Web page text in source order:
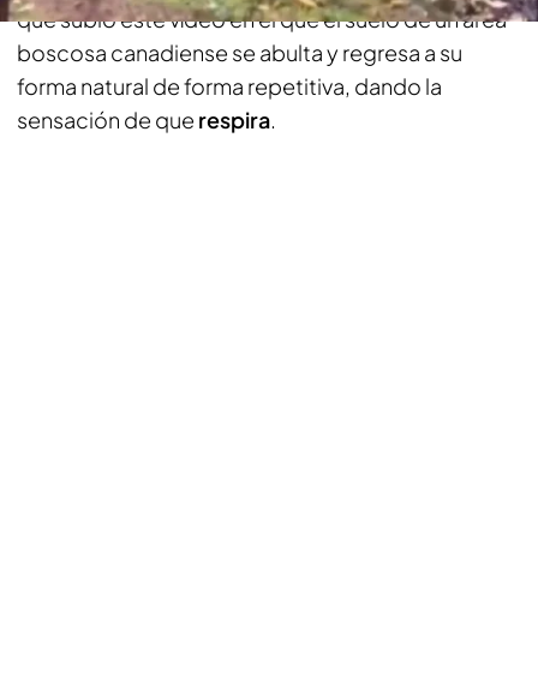
que subió este vídeo en el que el suelo de un área
boscosa canadiense se abulta y regresa a su
forma natural de forma repetitiva, dando la
sensación de que respira.